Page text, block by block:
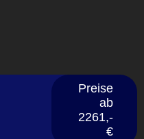
Preise
ab
2261,-
€